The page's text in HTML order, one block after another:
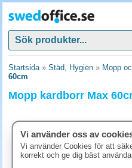
Startsida» Städ, Hygien » Mopp
60cm
Mopp kardborr Max
Vi använder oss av
Vi använder Cookies för att
korrekt och ge dig bäst